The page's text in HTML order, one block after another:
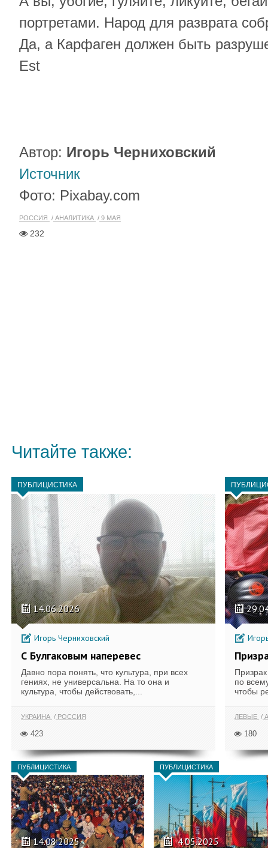
портретами. Народ для разврата
Да, а Карфаген должен быть
Est
Автор: Игорь Черниховский
Источник
Фото: Pixabay.com
РОССИЯ АНАЛИТИКА 9 МАЯ
232
Читайте также:
ПУБЛИЦИСТИКА
14.06.2026
Игорь Черниховский
С Булгаковым наперевес
Давно пора понять, что культура, при всех
гениях, не универсальна. На то она и
культура, чтобы действовать,...
УКРАИНА РОССИЯ
423
по
чтобы
ЛЕВЫЕ
180
ПУБЛИЦИСТИКА
14.08.2025
ПУБЛИЦИСТИКА
4.05.2025